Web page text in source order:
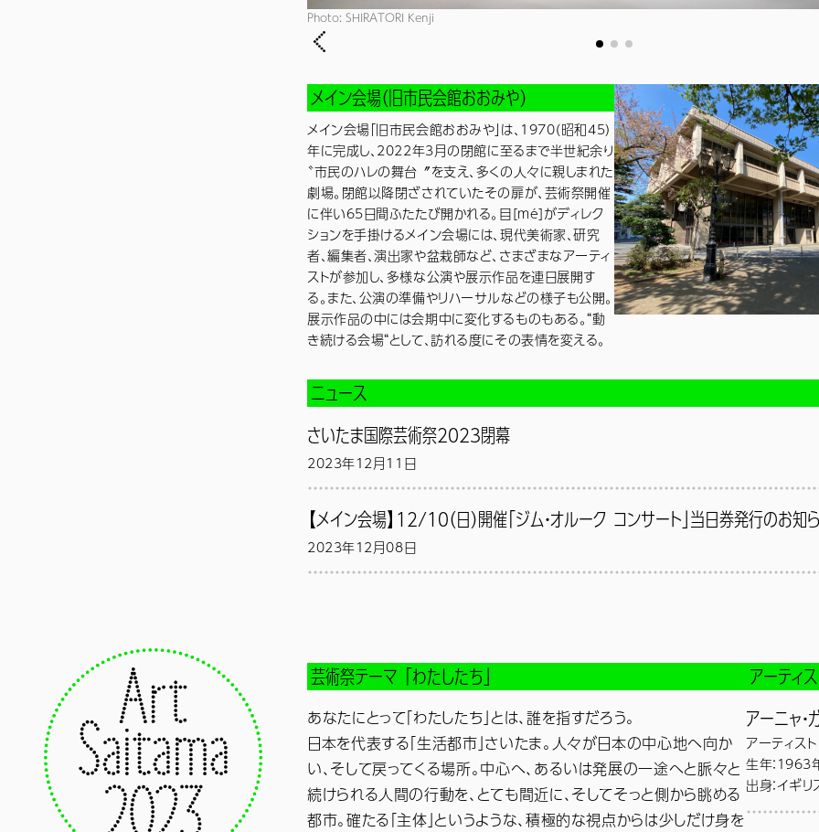
Photo: SHIRATORI Kenji
メイン会場（旧市民会館おおみや）
メイン会場「旧市民会館おおみや」は、1970（昭和45）
年に完成し、2022年3月の閉館に至るまで半世紀余り
〝市民のハレの舞台〞を支え、多くの人々に親しまれた
劇場。閉館以降閉ざされていたその扉が、芸術祭開催
に伴い65日間ふたたび開かれる。目[mé]がディレク
ションを手掛けるメイン会場には、現代美術家、研究
者、編集者、演出家や盆栽師など、さまざまなアーティ
ストが参加し、多様な公演や展示作品を連日展開す
る。また、公演の準備やリハーサルなどの様子も公開。
展示作品の中には会期中に変化するものもある。“動
き続ける会場“として、訪れる度にその表情を変える。
ニュース
さいたま国際芸術祭２０２３閉幕
2023年12月11日
【メイン会場】12/10（日）開催「ジム・オルーク コンサート」当日券発行のお知
2023年12月08日
芸術祭テーマ 「わたしたち」
あなたにとって「わたしたち」とは、誰を指すだろう。
日本を代表する「生活都市」さいたま。人々が日本の中心地へ向か
い、そして戻ってくる場所。中心へ、あるいは発展の一途へと脈々と
続けられる人間の行動を、とても間近に、そしてそっと側から眺める
都市。確たる「主体」というような、積極的な視点からは少しだけ身を
アーティ
アーニャ・
アーティスト
生年：1963
出身：イギ